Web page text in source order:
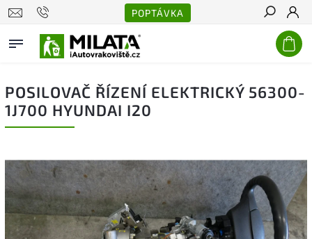
POPTÁVKA
Hledat
POSILOVAČ ŘÍZENÍ ELEKTRICKÝ 56300-
1J700 HYUNDAI I20